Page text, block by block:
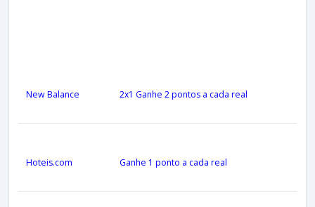
New Balance 2x1 Ganhe 2 pontos a cada real
Hoteis.com Ganhe 1 ponto a cada real